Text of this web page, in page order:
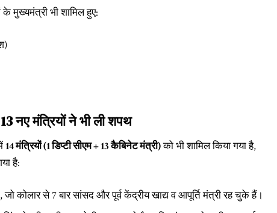
मुख्यमंत्री भी शामिल हुए:
नए मंत्रियों ने भी ली शपथ
14 मंत्रियों (1 डिप्टी सीएम + 13 कैबिनेट मंत्री)को भी शामिल किया गया है,
है:
जो कोलार से 7 बार सांसद और पूर्व केंद्रीय खाद्य व आपूर्ति मंत्री रह चुके हैं।